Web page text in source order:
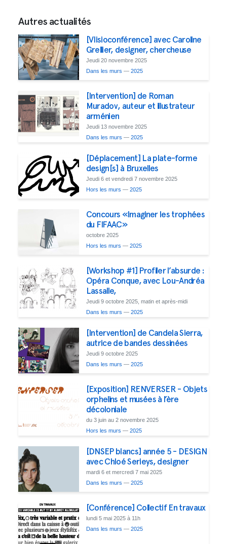
Autres actualités
[VIisioconférence] avec Caroline
Grellier, designer, chercheuse
Jeudi 20 novembre 2025
Dans les murs — 2025
[Intervention] de Roman
Muradov, auteur et illustrateur
arménien
Jeudi 13 novembre 2025
Dans les murs — 2025
[Déplacement] La plate-forme
design[s] à Bruxelles
Jeudi 6 et vendredi 7 novembre 2025
Hors les murs — 2025
Concours «Imaginer les trophées
du FIFAAC»
octobre 2025
Hors les murs — 2025
[Workshop #1] Profiler l’absurde :
Opéra Conque, avec Lou-Andréa
Lassalle,
Jeudi 9 octobre 2025, matin et après-midi
Dans les murs — 2025
[Intervention] de Candela Sierra,
autrice de bandes dessinées
Jeudi 9 octobre 2025
Dans les murs — 2025
[Exposition] RENVERSER - Objets
orphelins et musées à l’ère
décoloniale
du 3 juin au 2 novembre 2025
Hors les murs — 2025
[DNSEP blancs] année 5 - DESIGN
avec Chloé Serieys, designer
mardi 6 et mercredi 7 mai 2025
Dans les murs — 2025
[Conférence] Collectif En travaux
lundi 5 mai 2025 à 11h
Dans les murs — 2025